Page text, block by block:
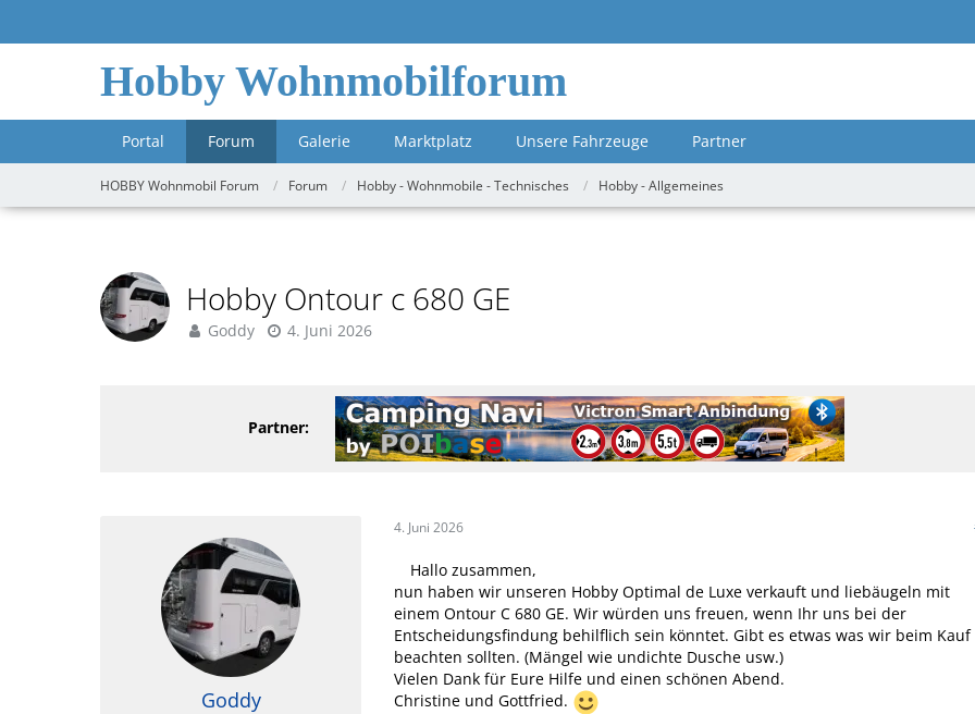
Hobby Wohnmobilforum
Portal Forum Galerie Marktplatz Unsere Fahrzeuge Partner
HOBBY Wohnmobil Forum Forum Hobby - Wohnmobile - Technisches Hobby - Allgemeines
Hobby Ontour c 680 GE
Goddy 4. Juni 2026
Partner:
Goddy
4. Juni 2026
Hallo zusammen,
nun haben wir unseren Hobby Optimal de Luxe verkauft und liebäugeln mit
einem Ontour C 680 GE. Wir würden uns freuen, wenn Ihr uns bei der
Entscheidungsfindung behilflich sein könntet. Gibt es etwas was wir beim Kauf
beachten sollten. (Mängel wie undichte Dusche usw.)
Vielen Dank für Eure Hilfe und einen schönen Abend.
Christine und Gottfried.